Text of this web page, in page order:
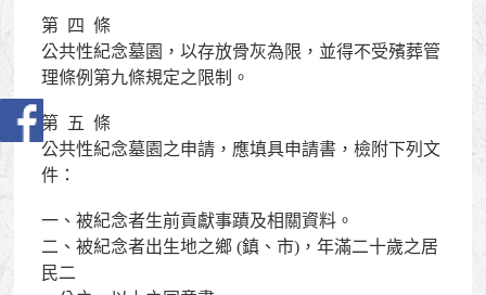
第  四  條
公共性紀念墓園，以存放骨灰為限，並得不受殯葬管
理條例第九條規定之限制。
第  五  條
公共性紀念墓園之申請，應填具申請書，檢附下列文
件：
一、被紀念者生前貢獻事蹟及相關資料。
二、被紀念者出生地之鄉 (鎮、市)，年滿二十歲之居
民二